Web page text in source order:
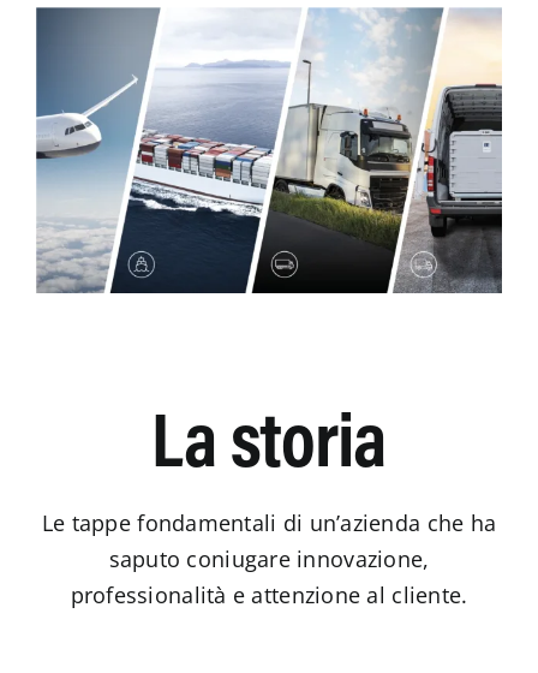
La storia
Le tappe fondamentali di un’azienda che ha
saputo coniugare innovazione,
professionalità e attenzione al cliente.